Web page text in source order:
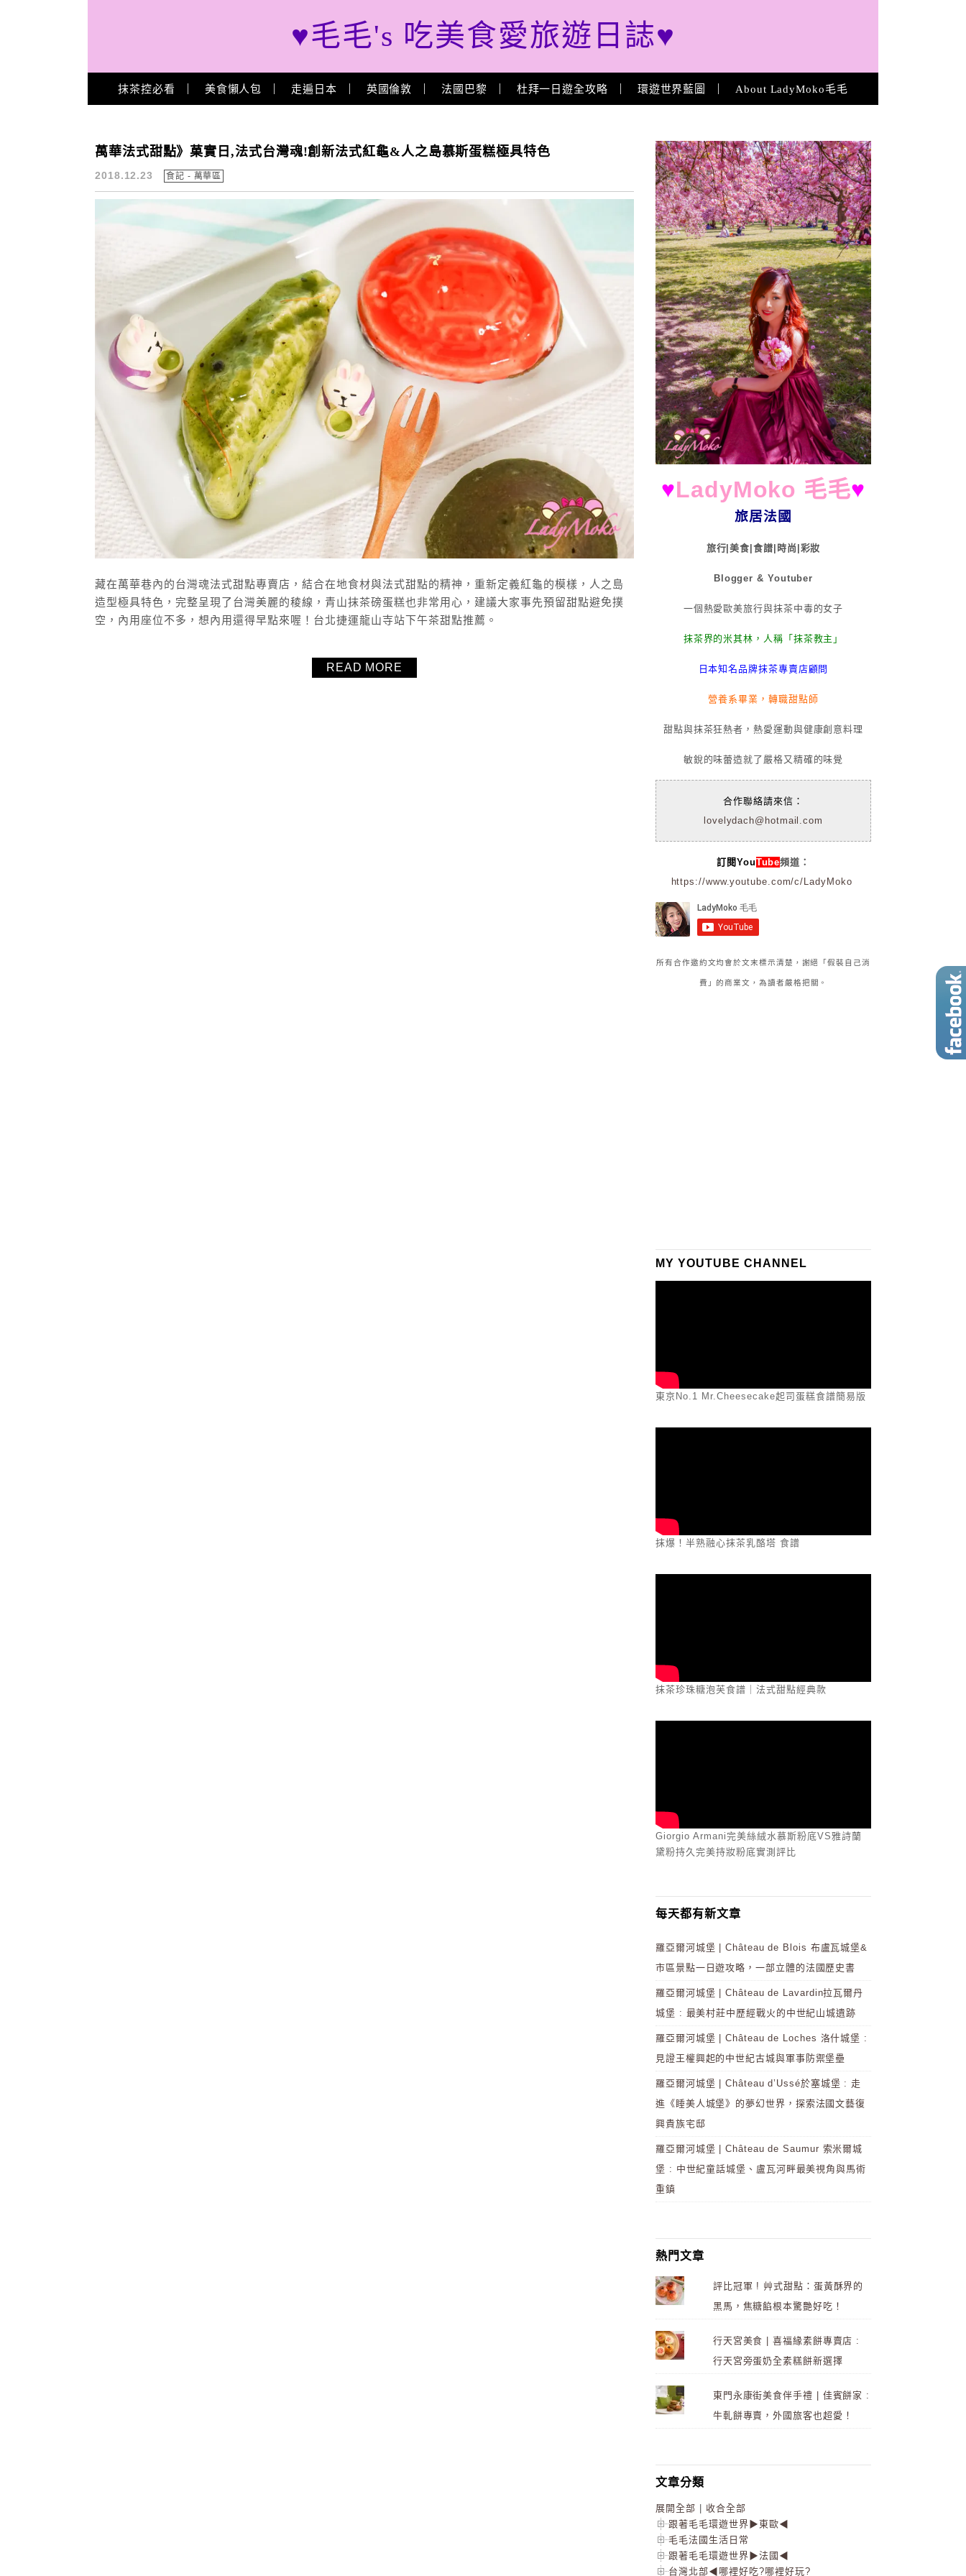
♥毛毛's 吃美食愛旅遊日誌♥
Main Menu
抹茶控必看 美食懶人包 走遍日本 英國倫敦 法國巴黎 杜拜一日遊全攻略 環遊世界藍圖 About LadyMoko毛毛
菓實日
萬華法式甜點》菓實日,法式台灣魂!創新法式紅龜&人之島慕斯蛋糕極具特色
2018.12.23 食記 - 萬華區
藏在萬華巷內的台灣魂法式甜點專賣店，結合在地食材與法式甜點的精神，重新定義紅龜的模樣，人之島
造型極具特色，完整呈現了台灣美麗的稜線，青山抹茶磅蛋糕也非常用心，建議大家事先預留甜點避免撲
空，內用座位不多，想內用還得早點來喔！台北捷運龍山寺站下午茶甜點推薦。
READ MORE
About
♥LadyMoko 毛毛♥
旅居法國
旅行|美食|食譜|時尚|彩妝
Blogger & Youtuber
一個熱愛歐美旅行與抹茶中毒的女子
抹茶界的米其林，人稱「抹茶教主」
日本知名品牌抹茶專賣店顧問
營養系畢業，轉職甜點師
甜點與抹茶狂熱者，熱愛運動與健康創意料理
敏銳的味蕾造就了嚴格又精確的味覺
合作聯絡請來信：
lovelydach@hotmail.com
訂閱YouTube頻道：
https://www.youtube.com/c/LadyMoko
所有合作邀約文均會於文末標示清楚，謝絕「假裝自己消
費」的商業文，為讀者嚴格把關。
MY YOUTUBE CHANNEL
東京No.1 Mr.Cheesecake起司蛋糕食譜簡易版
抹爆！半熟融心抹茶乳酪塔 食譜
抹茶珍珠糖泡芙食譜｜法式甜點經典款
Giorgio Armani完美絲絨水慕斯粉底VS雅詩蘭
黛粉持久完美持妝粉底實測評比
每天都有新文章
羅亞爾河城堡 | Château de Blois 布盧瓦城堡&
市區景點一日遊攻略，一部立體的法國歷史書
羅亞爾河城堡 | Château de Lavardin拉瓦爾丹
城堡 : 最美村莊中歷經戰火的中世紀山城遺跡
羅亞爾河城堡 | Château de Loches 洛什城堡 :
見證王權興起的中世紀古城與軍事防禦堡壘
羅亞爾河城堡 | Château d’Ussé於塞城堡 : 走
進《睡美人城堡》的夢幻世界，探索法國文藝復
興貴族宅邸
羅亞爾河城堡 | Château de Saumur 索米爾城
堡 : 中世紀童話城堡、盧瓦河畔最美視角與馬術
重鎮
熱門文章
評比冠軍 ! 艸式甜點：蛋黃酥界的
黑馬，焦糖餡根本驚艷好吃！
行天宮美食 | 喜福緣素餅專賣店 :
行天宮旁蛋奶全素糕餅新選擇
東門永康街美食伴手禮 | 佳賓餅家 :
牛軋餅專賣，外國旅客也超愛！
文章分類
展開全部
收合全部
跟著毛毛環遊世界▶東歐◀
毛毛法國生活日常
跟著毛毛環遊世界▶法國◀
台灣北部◀哪裡好吃?哪裡好玩?